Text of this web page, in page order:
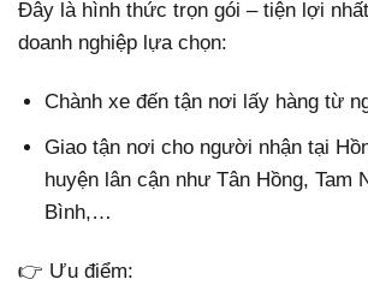
Đây là hình thức trọn gói – tiện lợi
doanh nghiệp lựa chọn:
Chành xe đến tận nơi lấy hàng từ
Giao tận nơi cho người nhận tại
huyện lân cận như Tân Hồng, Tam
Bình,…
👉 Ưu điểm: